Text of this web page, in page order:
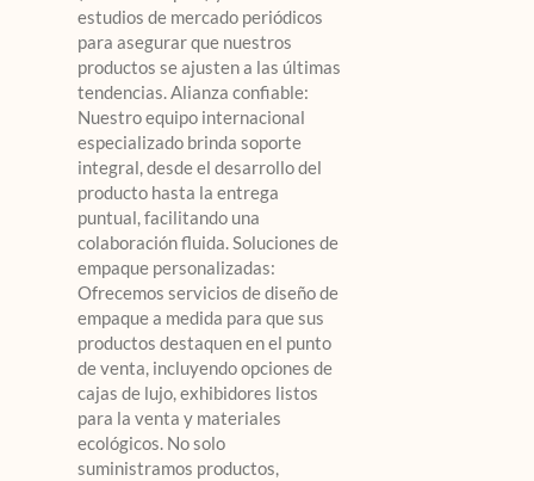
estudios de mercado periódicos
para asegurar que nuestros
productos se ajusten a las últimas
tendencias. Alianza confiable:
Nuestro equipo internacional
especializado brinda soporte
integral, desde el desarrollo del
producto hasta la entrega
puntual, facilitando una
colaboración fluida. Soluciones de
empaque personalizadas:
Ofrecemos servicios de diseño de
empaque a medida para que sus
productos destaquen en el punto
de venta, incluyendo opciones de
cajas de lujo, exhibidores listos
para la venta y materiales
ecológicos. No solo
suministramos productos,